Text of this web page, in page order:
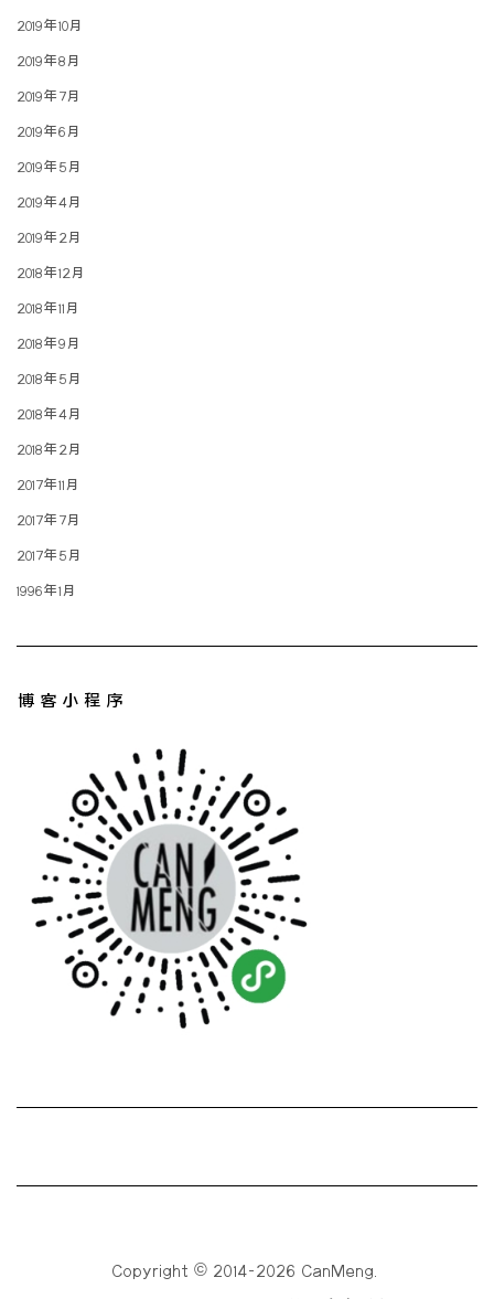
2019年10月
2019年8月
2019年7月
2019年6月
2019年5月
2019年4月
2019年2月
2018年12月
2018年11月
2018年9月
2018年5月
2018年4月
2018年2月
2017年11月
2017年7月
2017年5月
1996年1月
博客小程序
Copyright © 2014-2026 CanMeng.